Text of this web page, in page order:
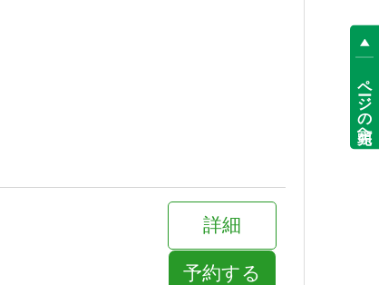
詳細
予約する
ページの先頭へ